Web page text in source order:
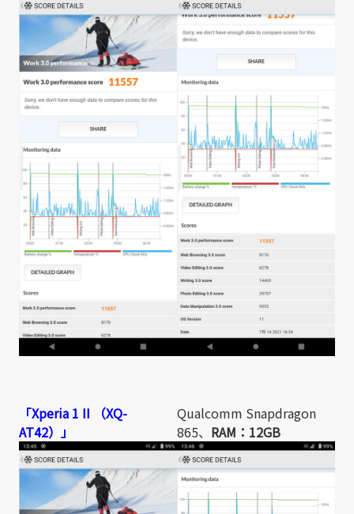
「Xperia 1 II （XQ-
AT42）」
Qualcomm Snapdragon
865、 RAM：12GB